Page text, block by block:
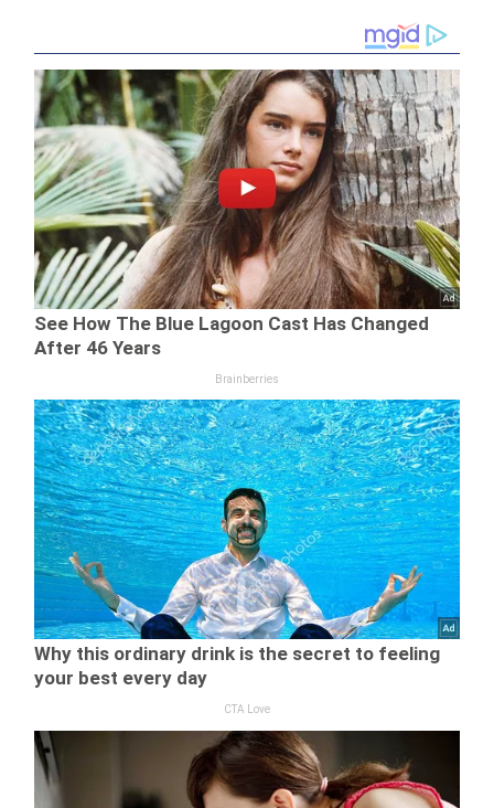
tuturor. Nu o
rata în această
vară